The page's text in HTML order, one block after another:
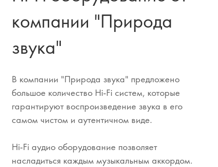
компании "Природа
звука"
В компании "Природа звука" предложено
большое количество Hi-Fi систем, которые
гарантируют воспроизведение звука в его
самом чистом и аутентичном виде.
Hi-Fi аудио оборудование позволяет
насладиться каждым музыкальным аккордом.